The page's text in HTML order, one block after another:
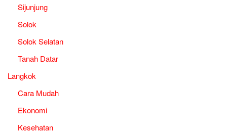
Sijunjung
Solok
Solok Selatan
Tanah Datar
Langkok
Cara Mudah
Ekonomi
Kesehatan